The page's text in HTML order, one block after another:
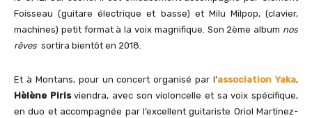
Foisseau (guitare électrique et basse) et Milu Milpop, (clavier,
machines) petit format à la voix magnifique. Son 2ème album nos
rêves sortira bientôt en 2018.
Et à Montans, pour un concert organisé par l’association Yaka,
Hèlène Pirisviendra, avec son violoncelle et sa voix spécifique,
en duo et accompagnée par l’excellent guitariste Oriol Martinez-